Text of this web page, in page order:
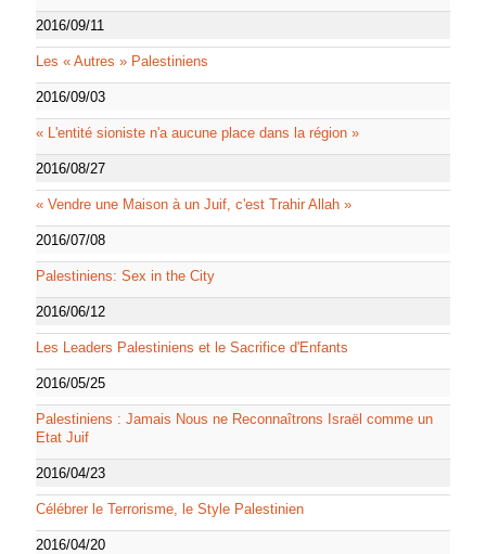
2016/09/11
Les « Autres » Palestiniens
2016/09/03
« L'entité sioniste n'a aucune place dans la région »
2016/08/27
« Vendre une Maison à un Juif, c'est Trahir Allah »
2016/07/08
Palestiniens: Sex in the City
2016/06/12
Les Leaders Palestiniens et le Sacrifice d'Enfants
2016/05/25
Palestiniens : Jamais Nous ne Reconnaîtrons Israël comme un
Etat Juif
2016/04/23
Célébrer le Terrorisme, le Style Palestinien
2016/04/20